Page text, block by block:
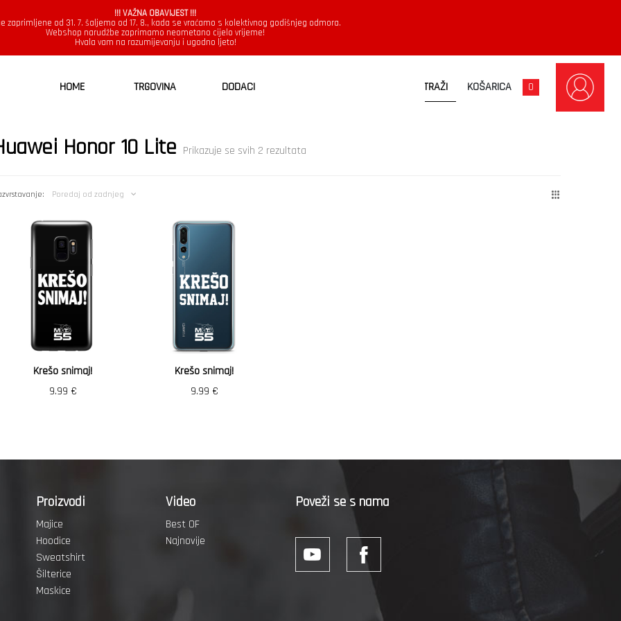
!!! VAŽNA OBAVIJEST !!!
zaprimljene od 31. 7. šaljemo od 17. 8., kada se vraćamo s kolektivnog godišnjeg odmora.
Webshop narudžbe zaprimamo neometano cijelo vrijeme!
Hvala vam na razumijevanju i ugodno ljeto!
HOME TRGOVINA DODACI KOŠARICA 0
Honor 10 Lite Prikazuje se svih 2 rezultata
Poredaj od zadnjeg
Krešo snimaj!
9.99 €
Krešo snimaj!
9.99 €
Proizvodi
Majice
Hoodice
Sweatshirt
Šilterice
Maskice
Video
Best OF
Najnovije
Poveži se s nama